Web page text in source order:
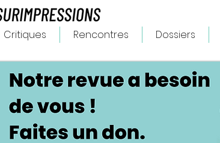
Critiques Rencontres Dossiers